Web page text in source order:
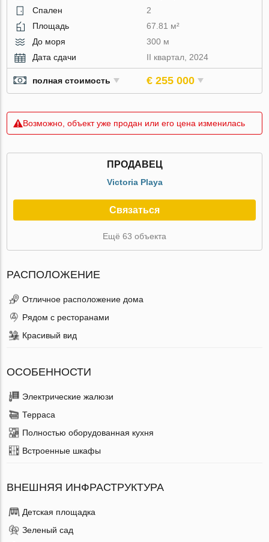
Спален
2
Площадь
67.81 м²
До моря
300 м
Дата сдачи
II квартал, 2024
полная стоимость € 255 000
Возможно, объект уже продан или его цена изменилась
ПРОДАВЕЦ
Victoria Playa
Связаться
Ещё 63 объекта
РАСПОЛОЖЕНИЕ
Отличное расположение дома
Рядом с ресторанами
Красивый вид
ОСОБЕННОСТИ
Электрические жалюзи
Терраса
Полностью оборудованная кухня
Встроенные шкафы
ВНЕШНЯЯ ИНФРАСТРУКТУРА
Детская площадка
Зеленый сад